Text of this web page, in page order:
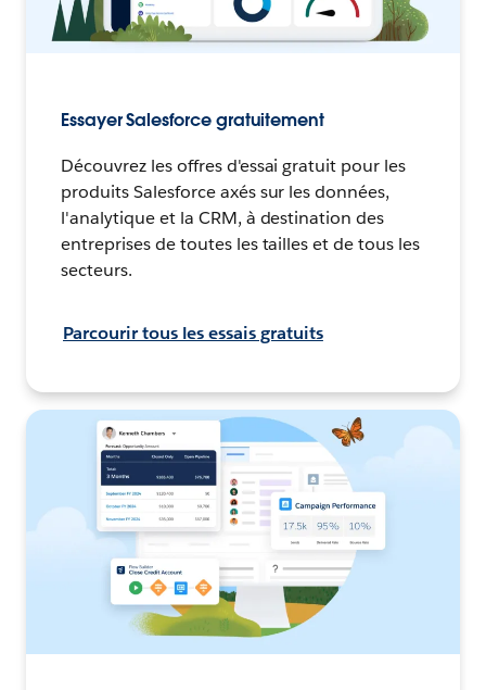
Essayer Salesforce gratuitement
Découvrez les offres d'essai gratuit pour les
produits Salesforce axés sur les données,
l'analytique et la CRM, à destination des
entreprises de toutes les tailles et de tous les
secteurs.
Parcourir tous les essais gratuits